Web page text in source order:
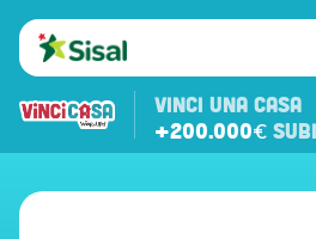
VINCI UNA CASA
+200.000€